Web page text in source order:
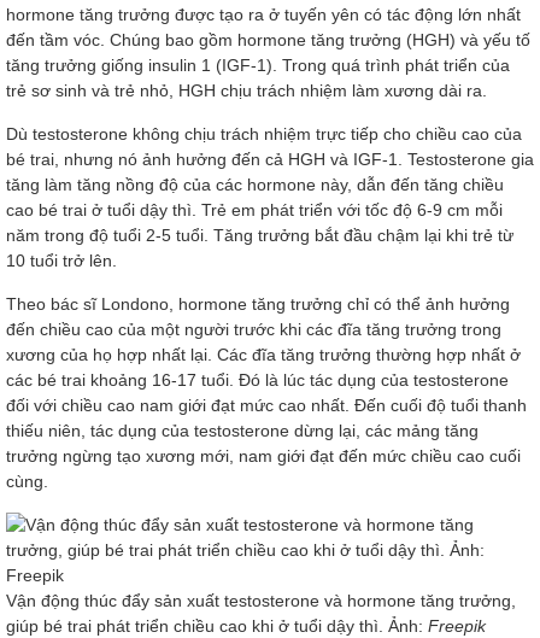
hormone tăng trưởng được tạo ra ở tuyến yên có tác động lớn nhất
đến tầm vóc. Chúng bao gồm hormone tăng trưởng (HGH) và yếu tố
tăng trưởng giống insulin 1 (IGF-1). Trong quá trình phát triển của
trẻ sơ sinh và trẻ nhỏ, HGH chịu trách nhiệm làm xương dài ra.
Dù testosterone không chịu trách nhiệm trực tiếp cho chiều cao của
bé trai, nhưng nó ảnh hưởng đến cả HGH và IGF-1. Testosterone gia
tăng làm tăng nồng độ của các hormone này, dẫn đến tăng chiều
cao bé trai ở tuổi dậy thì. Trẻ em phát triển với tốc độ 6-9 cm mỗi
năm trong độ tuổi 2-5 tuổi. Tăng trưởng bắt đầu chậm lại khi trẻ từ
10 tuổi trở lên.
Theo bác sĩ Londono, hormone tăng trưởng chỉ có thể ảnh hưởng
đến chiều cao của một người trước khi các đĩa tăng trưởng trong
xương của họ hợp nhất lại. Các đĩa tăng trưởng thường hợp nhất ở
các bé trai khoảng 16-17 tuổi. Đó là lúc tác dụng của testosterone
đối với chiều cao nam giới đạt mức cao nhất. Đến cuối độ tuổi thanh
thiếu niên, tác dụng của testosterone dừng lại, các mảng tăng
trưởng ngừng tạo xương mới, nam giới đạt đến mức chiều cao cuối
cùng.
Vận động thúc đẩy sản xuất testosterone và hormone tăng trưởng,
giúp bé trai phát triển chiều cao khi ở tuổi dậy thì. Ảnh: Freepik